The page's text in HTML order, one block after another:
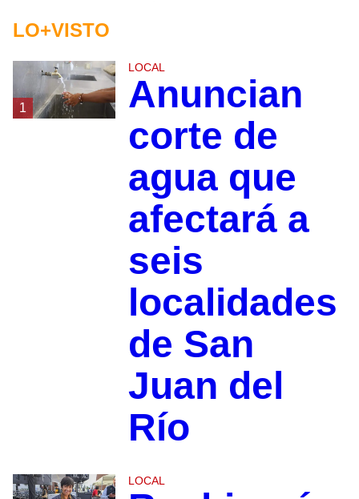
LO+VISTO
1
LOCAL
Anuncian
corte de
agua que
afectará a
seis
localidades
de San
Juan del
Río
LOCAL